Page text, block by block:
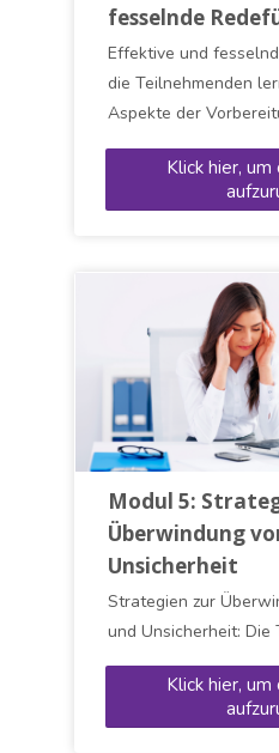
fesselnde
Effektive und
die Teilnehmenden
Aspekte der
Durchführung einer
entwickeln
Bereichen: Analyse
Hauptteil und
einer Rede
Klick hier,
Modul 5:
Überwindung
Unsicherheit
Strategien zur
und Unsicherheit: Die
und entwickeln
folgenden Bereichen:
entspannen,
Klick hier,